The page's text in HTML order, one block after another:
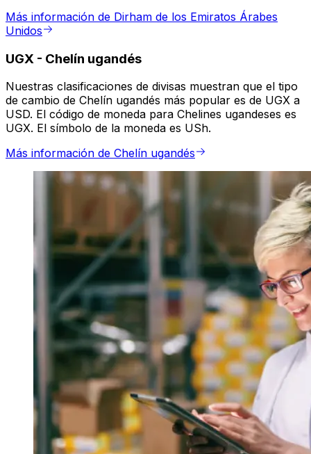
Más información de Dirham de los Emiratos Árabes
Unidos
UGX - Chelín ugandés
Nuestras clasificaciones de divisas muestran que el tipo
de cambio de Chelín ugandés más popular es de UGX a
USD. El código de moneda para Chelines ugandeses es
UGX. El símbolo de la moneda es USh.
Más información de Chelín ugandés